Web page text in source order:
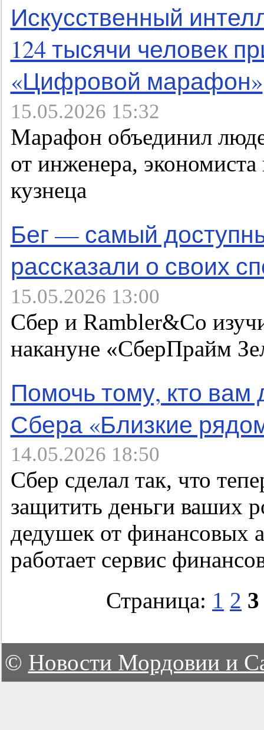
Искусственный
124 тысячи человек
«Цифровой марафон»
15.05.2026 15:32
Марафон объединил
от инженера,
кузнеца
Бег — самый
рассказали о своих
15.05.2026 13:00
Сбер и Rambler&Co
накануне «СберПрайм
Помочь тому, кто вам
Сбера «Близкие
14.05.2026 18:50
Сбер сделал так, что
защитить деньги ваших
дедушек от финансовых
работает сервис
Страница: 1 2 3
© Новости Мордовии и